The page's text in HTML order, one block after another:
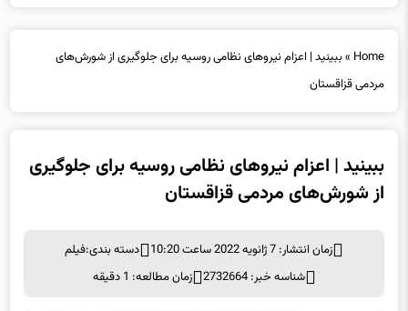
Home
»ببینید | اعزام نیروهای نظامی روسیه برای جلوگیری از شورش‌های
مردمی قزاقستان
ببینید | اعزام نیروهای نظامی روسیه برای جلوگیری
از شورش‌های مردمی قزاقستان
زمان انتشار: 7 ژانویه 2022 ساعت 10:20 دسته بندی:فیلم
شناسه خبر: 2732664
زمان مطالعه: 1 دقیقه